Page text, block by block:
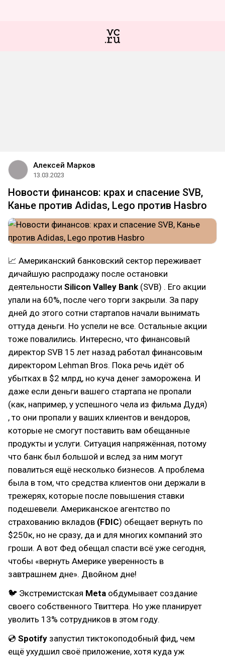
Алексей Марков
13.03.2023
Новости финансов: крах и спасение SVB,
Канье против Adidas, Lego против Hasbro
📈 Американский банковский сектор переживает
дичайшую распродажу после остановки
деятельности Silicon Valley Bank (SVB) . Его акции
упали на 60%, после чего торги закрыли. За пару
дней до этого сотни стартапов начали вынимать
оттуда деньги. Но успели не все. Остальные акции
тоже повалились. Интересно, что финансовый
директор SVB 15 лет назад работал финансовым
директором Lehman Bros. Пока речь идёт об
убытках в $2 млрд, но куча денег заморожена. И
даже если деньги вашего стартапа не пропали
(как, например, у успешного чела из фильма Дудя)
, то они пропали у ваших клиентов и вендоров,
которые не смогут поставить вам обещанные
продукты и услуги. Ситуация напряжённая, потому
что банк был большой и вслед за ним могут
повалиться ещё несколько бизнесов. А проблема
была в том, что средства клиентов они держали в
трежерях, которые после повышения ставки
подешевели. Американское агентство по
страхованию вкладов (FDIC) обещает вернуть по
$250к, но не сразу, да и для многих компаний это
гроши. А вот Фед обещал спасти всё уже сегодня,
чтобы «вернуть Америке уверенность в
завтрашнем дне». Двойном дне!
🐦 Экстремистская Meta обдумывает создание
своего собственного Твиттера. Но уже планирует
уволить 13% сотрудников в этом году.
💿 Spotify запустил тиктокоподобный фид, чем
ещё ухудшил своё приложение, хотя куда уж